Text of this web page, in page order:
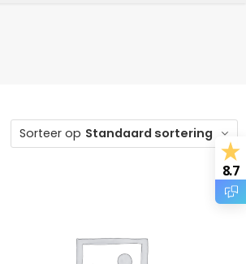
Sorteer op Standaard sortering
8.7